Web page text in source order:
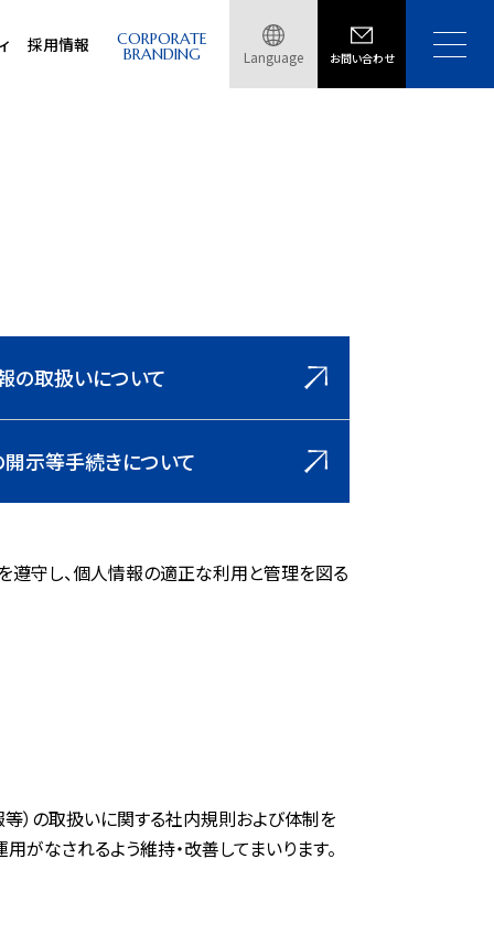
採用情報 CORPORATE
BRANDING Language お問い合わせ
の取扱いについて
示等手続きについて
遵守し、個人情報の適正な利用と管理を図る
）の取扱いに関する社内規則および体制を
がなされるよう維持・改善してまいります。